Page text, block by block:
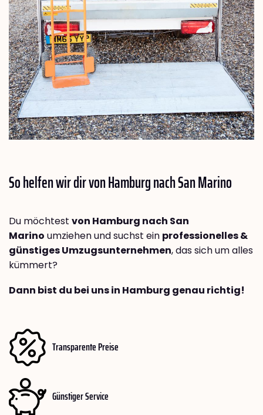
So helfen wir dir von Hamburg nachSan Marino
Du möchtest von Hamburg nach San
Marino umziehen und suchst ein professionelles &
günstiges Umzugsunternehmen, das sich um alles
kümmert?
Dann bist du bei uns in Hamburg genau richtig!
Transparente Preise
Günstiger Service